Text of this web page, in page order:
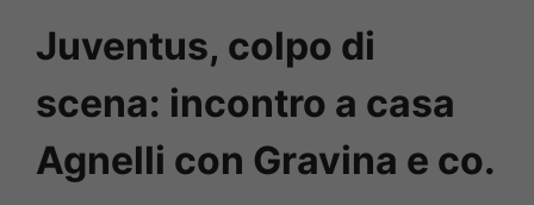
Juventus, colpo di
scena: incontro a casa
Agnelli con Gravina e co.